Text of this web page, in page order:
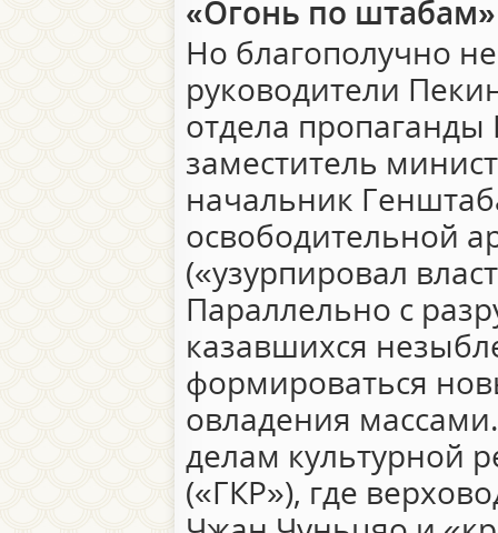
«Огонь по штабам»
Но благополучно
руководители
отдела пропаганды
заместитель
начальник
освободительной
(«узурпировал
Параллельно с
казавшихся
формироваться
овладения
делам культурной
(«ГКР»), где